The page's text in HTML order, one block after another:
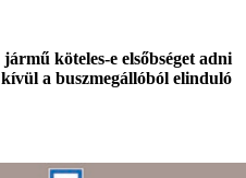
köteles-e elsőbséget adni
a buszmegállóból elinduló